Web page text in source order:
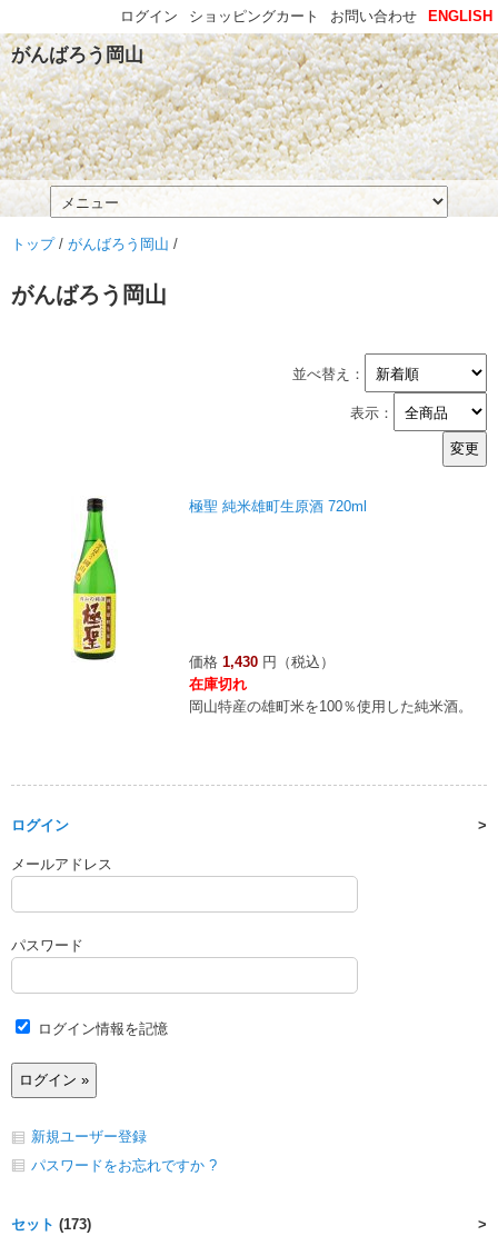
がんばろう岡山
トップ/ がんばろう岡山 /
がんばろう岡山
並べ替え：
表示：
極聖 純米雄町生原酒 720ml
価格 1,430 円（税込）
在庫切れ
岡山特産の雄町米を100％使用した純米酒。
ログイン
メールアドレス
パスワード
ログイン情報を記憶
新規ユーザー登録
パスワードをお忘れですか ?
セット (173)
ENGLISH
お問い合わせ
ショッピングカート
ログイン